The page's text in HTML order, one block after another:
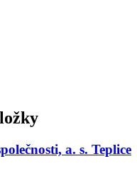
a. s. Teplice